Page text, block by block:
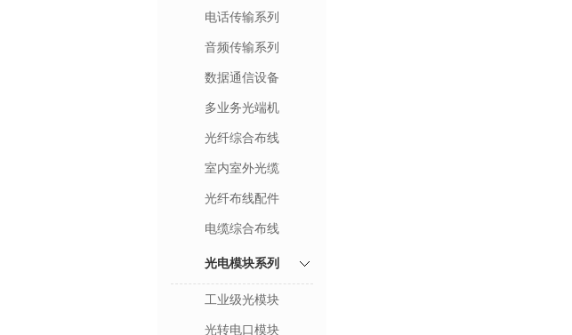
电话传输系列
音频传输系列
数据通信设备
多业务光端机
光纤综合布线
室内室外光缆
光纤布线配件
电缆综合布线
光电模块系列
工业级光模块
光转电口模块